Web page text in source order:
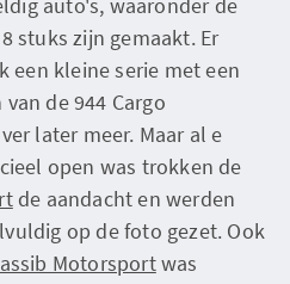
stuks zijn gemaakt. Er
een kleine serie met een
de 944 Cargo
later meer. Maar al e
open was trokken de
de aandacht en werden
op de foto gezet. Ook
Motorsportwas